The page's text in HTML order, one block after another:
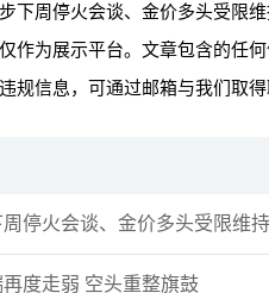
下周停火会谈、金价多头受限
作为展示平台。文章包含的任
规信息，可通过邮箱与我们取
停火会谈、金价多头受限维
度走弱 空头重整旗鼓